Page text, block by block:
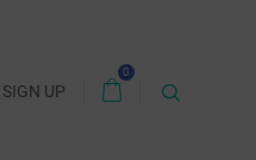
SIGN UP
0